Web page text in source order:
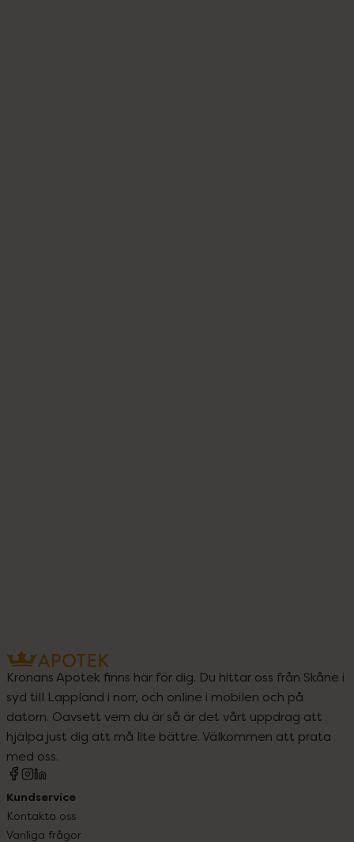
Kronans Apotek finns här för dig. Du hittar oss från Skåne i
syd till Lappland i norr, och online i mobilen och på
datorn. Oavsett vem du är så är det vårt uppdrag att
hjälpa just dig att må lite bättre. Välkommen att prata
med oss.
Kundservice
Kontakta oss
Vanliga frågor